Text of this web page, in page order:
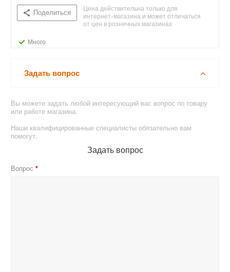
Много
Поделиться
Цена действительна только для
интернет-магазина и может отличаться
от цен в розничных магазинах
Задать вопрос
Вы можете задать любой интересующий вас вопрос по товару
или работе магазина.
Наши квалифицированные специалисты обязательно вам
помогут.
Задать вопрос
Вопрос *